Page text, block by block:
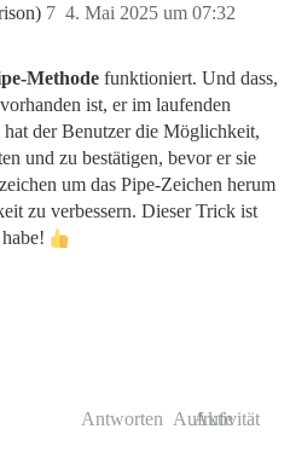
4. Mai 2025 um 07:32
7
Methode funktioniert. Und dass,
ist, er im laufenden
der Benutzer die Möglichkeit,
und zu bestätigen, bevor er sie
um das Pipe-Zeichen herum
zu verbessern. Dieser Trick ist
Antworten Aufrufe
Aktivität